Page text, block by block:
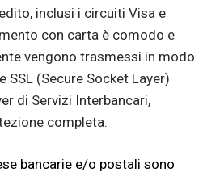
inclusi i circuiti Visa e
con carta è comodo e
vengono trasmessi in modo
(Secure Socket Layer)
di Servizi Interbancari,
completa.
bancarie e/o postali sono